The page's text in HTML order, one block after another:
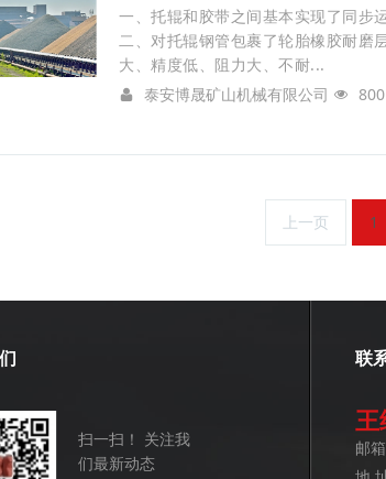
一、托辊和胶带之间基本实现了同步
二、对托辊钢管包裹了轮胎橡胶耐磨
大、精度低、阻力大、不耐...
泰安博晟矿山机械有限公司
800
上一页 1
扫一扫！ 关注我
们最新动态
联
邮